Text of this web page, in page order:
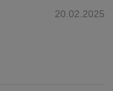
20.02.2025